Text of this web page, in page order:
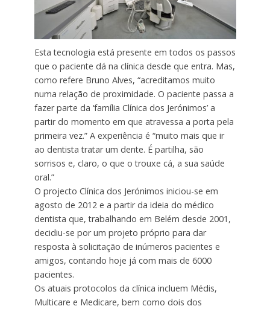
Esta tecnologia está presente em todos os passos
que o paciente dá na clínica desde que entra. Mas,
como refere Bruno Alves, “acreditamos muito
numa relação de proximidade. O paciente passa a
fazer parte da ‘família Clínica dos Jerónimos’ a
partir do momento em que atravessa a porta pela
primeira vez.” A experiência é “muito mais que ir
ao dentista tratar um dente. É partilha, são
sorrisos e, claro, o que o trouxe cá, a sua saúde
oral.”
O projecto Clínica dos Jerónimos iniciou-se em
agosto de 2012 e a partir da ideia do médico
dentista que, trabalhando em Belém desde 2001,
decidiu-se por um projeto próprio para dar
resposta à solicitação de inúmeros pacientes e
amigos, contando hoje já com mais de 6000
pacientes.
Os atuais protocolos da clínica incluem Médis,
Multicare e Medicare, bem como dois dos